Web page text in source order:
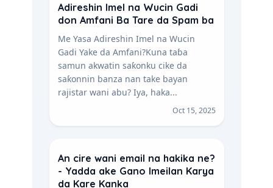
Adireshin Imel na Wucin Gadi
don Amfani Ba Tare da Spam ba
Me Yasa Adireshin Imel na Wucin
Gadi Yake da Amfani?Kuna taɓa
samun akwatin saƙonku cike da
saƙonnin banza nan take bayan
rajistar wani abu? Iya, haka...
Oct 15, 2025
An cire wani email na hakika ne?
- Yadda ake Gano Imeilan Karya
da Kare Kanka